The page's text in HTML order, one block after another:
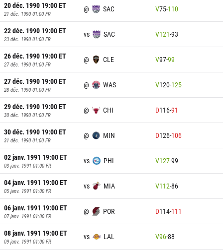
20 déc. 1990 19:00ET
21 déc. 1990 01:00 FR
@ SAC V75-110
22 déc. 1990 19:00ET
23 déc. 1990 01:00 FR
vs SAC V121-93
26 déc. 1990 19:00ET
27 déc. 1990 01:00 FR
@ CLE V97-99
27 déc. 1990 19:00ET
28 déc. 1990 01:00 FR
@ WAS V120-125
29 déc. 1990 19:00ET
30 déc. 1990 01:00 FR
@ CHI D116-91
30 déc. 1990 19:00ET
31 déc. 1990 01:00 FR
@ MIN D126-106
02 janv. 1991 19:00ET
03 janv. 1991 01:00 FR
vs PHI V127-99
04 janv. 1991 19:00ET
05 janv. 1991 01:00 FR
vs MIA V112-86
06 janv. 1991 19:00ET
07 janv. 1991 01:00 FR
@ POR D114-111
08 janv. 1991 19:00ET
09 janv. 1991 01:00 FR
vs LAL V96-88